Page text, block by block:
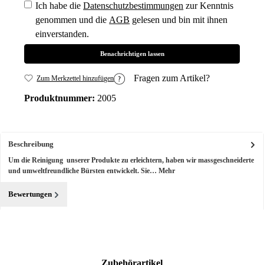
Ich habe dieDatenschutzbestimmungen zur Kenntnis
genommen und die AGB gelesen und bin mit ihnen
einverstanden.
Benachrichtigen lassen
Zum Merkzettel hinzufügen Fragen zum Artikel?
Produktnummer: 2005
Beschreibung
Um die Reinigung unserer Produkte zu erleichtern, haben wir massgeschneiderte
und umweltfreundliche Bürsten entwickelt. Sie… Mehr
Bewertungen
Produktgalerie überspringenZubehörartikel